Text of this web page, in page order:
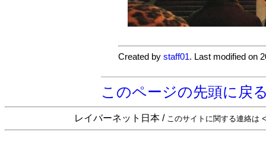
Created bystaff01. Last modified on
このページの先頭に戻
レイバーネット日本 / このサイトに関する連絡は